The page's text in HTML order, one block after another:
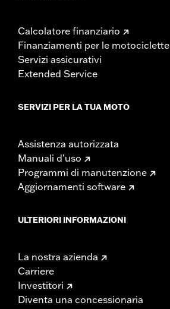
Calcolatore finanziario
Finanziamenti per le motociclette
Servizi assicurativi
Extended Service
SERVIZI PER LA TUA MOTO
Assistenza autorizzata
Manuali d’uso
Programmi di manutenzione
Aggiornamenti software
ULTERIORI INFORMAZIONI
La nostra azienda
Carriere
Investitori
Diventa una concessionaria